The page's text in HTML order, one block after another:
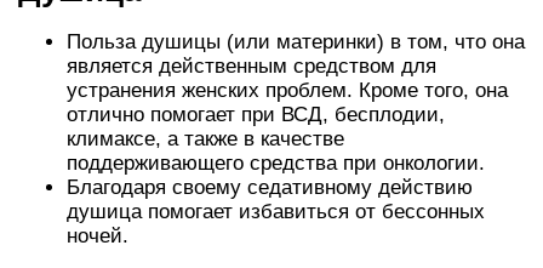
Польза душицы (или материнки) в том, что она
является действенным средством для
устранения женских проблем. Кроме того, она
отлично помогает при ВСД, бесплодии,
климаксе, а также в качестве
поддерживающего средства при онкологии.
Благодаря своему седативному действию
душица помогает избавиться от бессонных
ночей.